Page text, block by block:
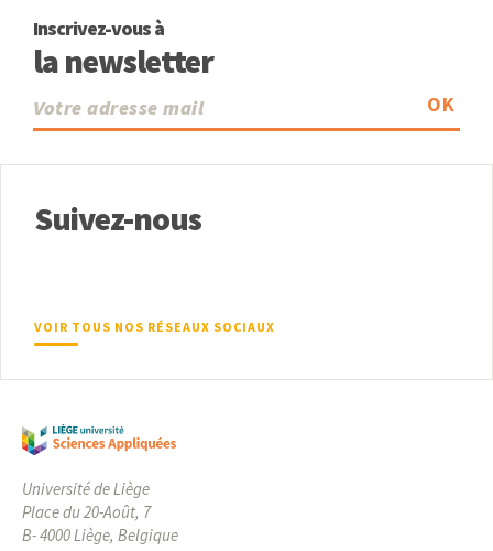
Inscrivez-vous à
la newsletter
OK
Suivez-nous
VOIR TOUS NOS RÉSEAUX SOCIAUX
Université de Liège
Place du 20-Août, 7
B- 4000 Liège, Belgique